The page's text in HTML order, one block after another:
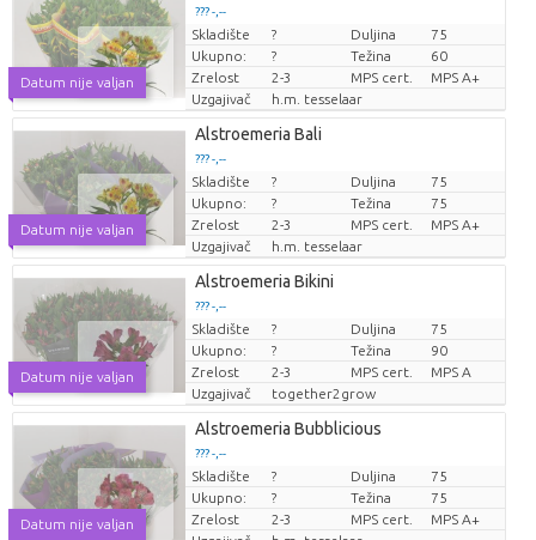
Datum nije valjan
??? -,--
Cijena po komadu
Skladište ? Duljina
75
Ukupno:
? Težina
60
Zrelost
2-3 MPS cert.
MPS A+
Uzgajivač
h.m. tesselaar
Datum nije valjan
Alstroemeria Bali
??? -,--
Cijena po komadu
Skladište ? Duljina
75
Ukupno:
? Težina
75
Zrelost
2-3 MPS cert.
MPS A+
Uzgajivač
h.m. tesselaar
Datum nije valjan
Alstroemeria Bikini
??? -,--
Cijena po komadu
Skladište ? Duljina
75
Ukupno:
? Težina
90
Zrelost
2-3 MPS cert.
MPS A
Uzgajivač
together2grow
Datum nije valjan
Alstroemeria Bubblicious
??? -,--
Cijena po komadu
Skladište ? Duljina
75
Ukupno:
? Težina
75
Zrelost
2-3 MPS cert.
MPS A+